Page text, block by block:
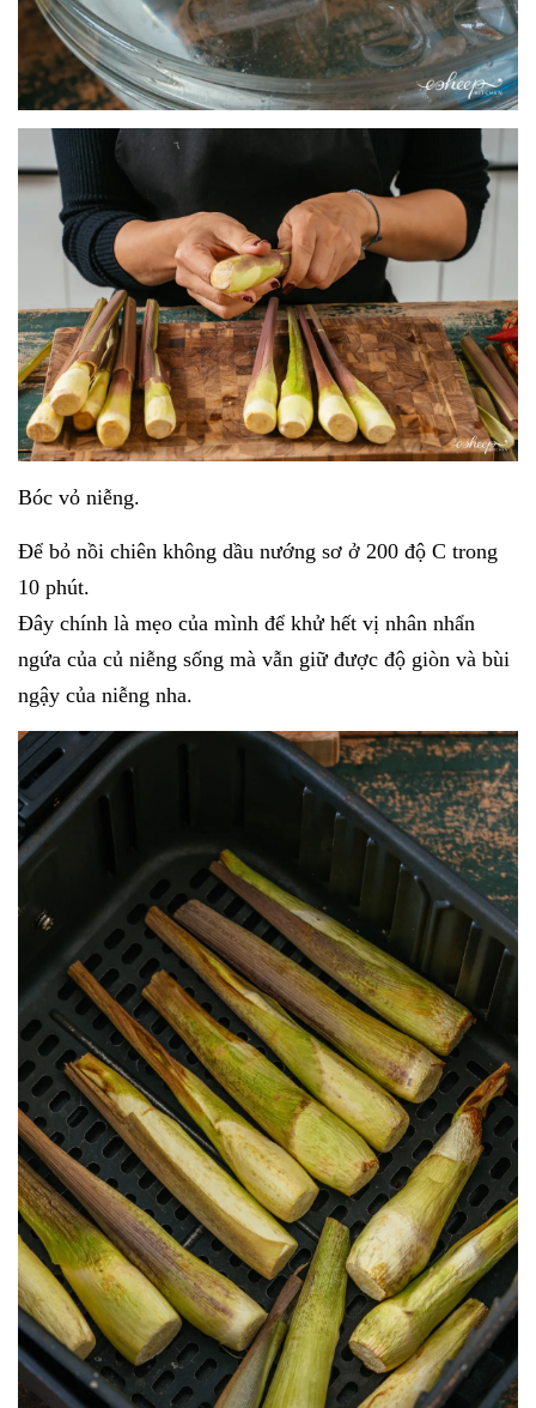
Bóc vỏ niễng.
Để bỏ nồi chiên không dầu nướng sơ ở 200 độ C trong
10 phút.
Đây chính là mẹo của mình để khử hết vị nhân nhẩn
ngứa của củ niễng sống mà vẫn giữ được độ giòn và bùi
ngậy của niễng nha.